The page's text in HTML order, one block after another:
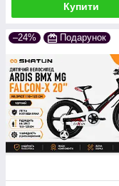
Купити
–24% Подарунок